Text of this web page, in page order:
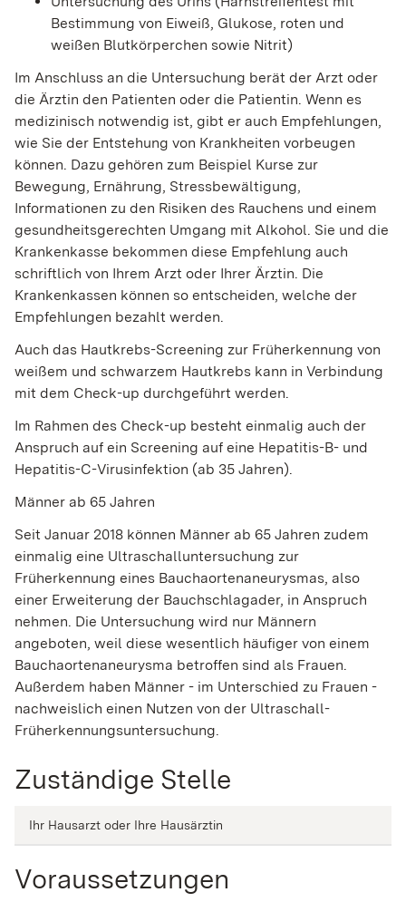
Bestimmung von Eiweiß, Glukose, roten und
weißen Blutkörperchen sowie Nitrit)
Im Anschluss an die Untersuchung berät der Arzt oder
die Ärztin den Patienten oder die Patientin. Wenn es
medizinisch notwendig ist, gibt er auch Empfehlungen,
wie Sie der Entstehung von Krankheiten vorbeugen
können. Dazu gehören zum Beispiel Kurse zur
Bewegung, Ernährung, Stressbewältigung,
Informationen zu den Risiken des Rauchens und einem
gesundheitsgerechten Umgang mit Alkohol. Sie und die
Krankenkasse bekommen diese Empfehlung auch
schriftlich von Ihrem Arzt oder Ihrer Ärztin. Die
Krankenkassen können so entscheiden, welche der
Empfehlungen bezahlt werden.
Auch das Hautkrebs-Screening zur Früherkennung von
weißem und schwarzem Hautkrebs kann in Verbindung
mit dem Check-up durchgeführt werden.
Im Rahmen des Check-up besteht einmalig auch der
Anspruch auf ein Screening auf eine Hepatitis-B- und
Hepatitis-C-Virusinfektion (ab 35 Jahren).
Männer ab 65 Jahren
Seit Januar 2018 können Männer ab 65 Jahren zudem
einmalig eine Ultraschalluntersuchung zur
Früherkennung eines Bauchaortenaneurysmas, also
einer Erweiterung der Bauchschlagader, in Anspruch
nehmen. Die Untersuchung wird nur Männern
angeboten, weil diese wesentlich häufiger von einem
Bauchaortenaneurysma betroffen sind als Frauen.
Außerdem haben Männer - im Unterschied zu Frauen -
nachweislich einen Nutzen von der Ultraschall-
Früherkennungsuntersuchung.
Zuständige Stelle
Ihr Hausarzt oder Ihre Hausärztin
Voraussetzungen